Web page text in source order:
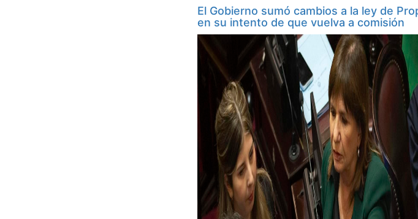
El Gobierno sumó cambios a la ley de
en su intento de que vuelva a comisión